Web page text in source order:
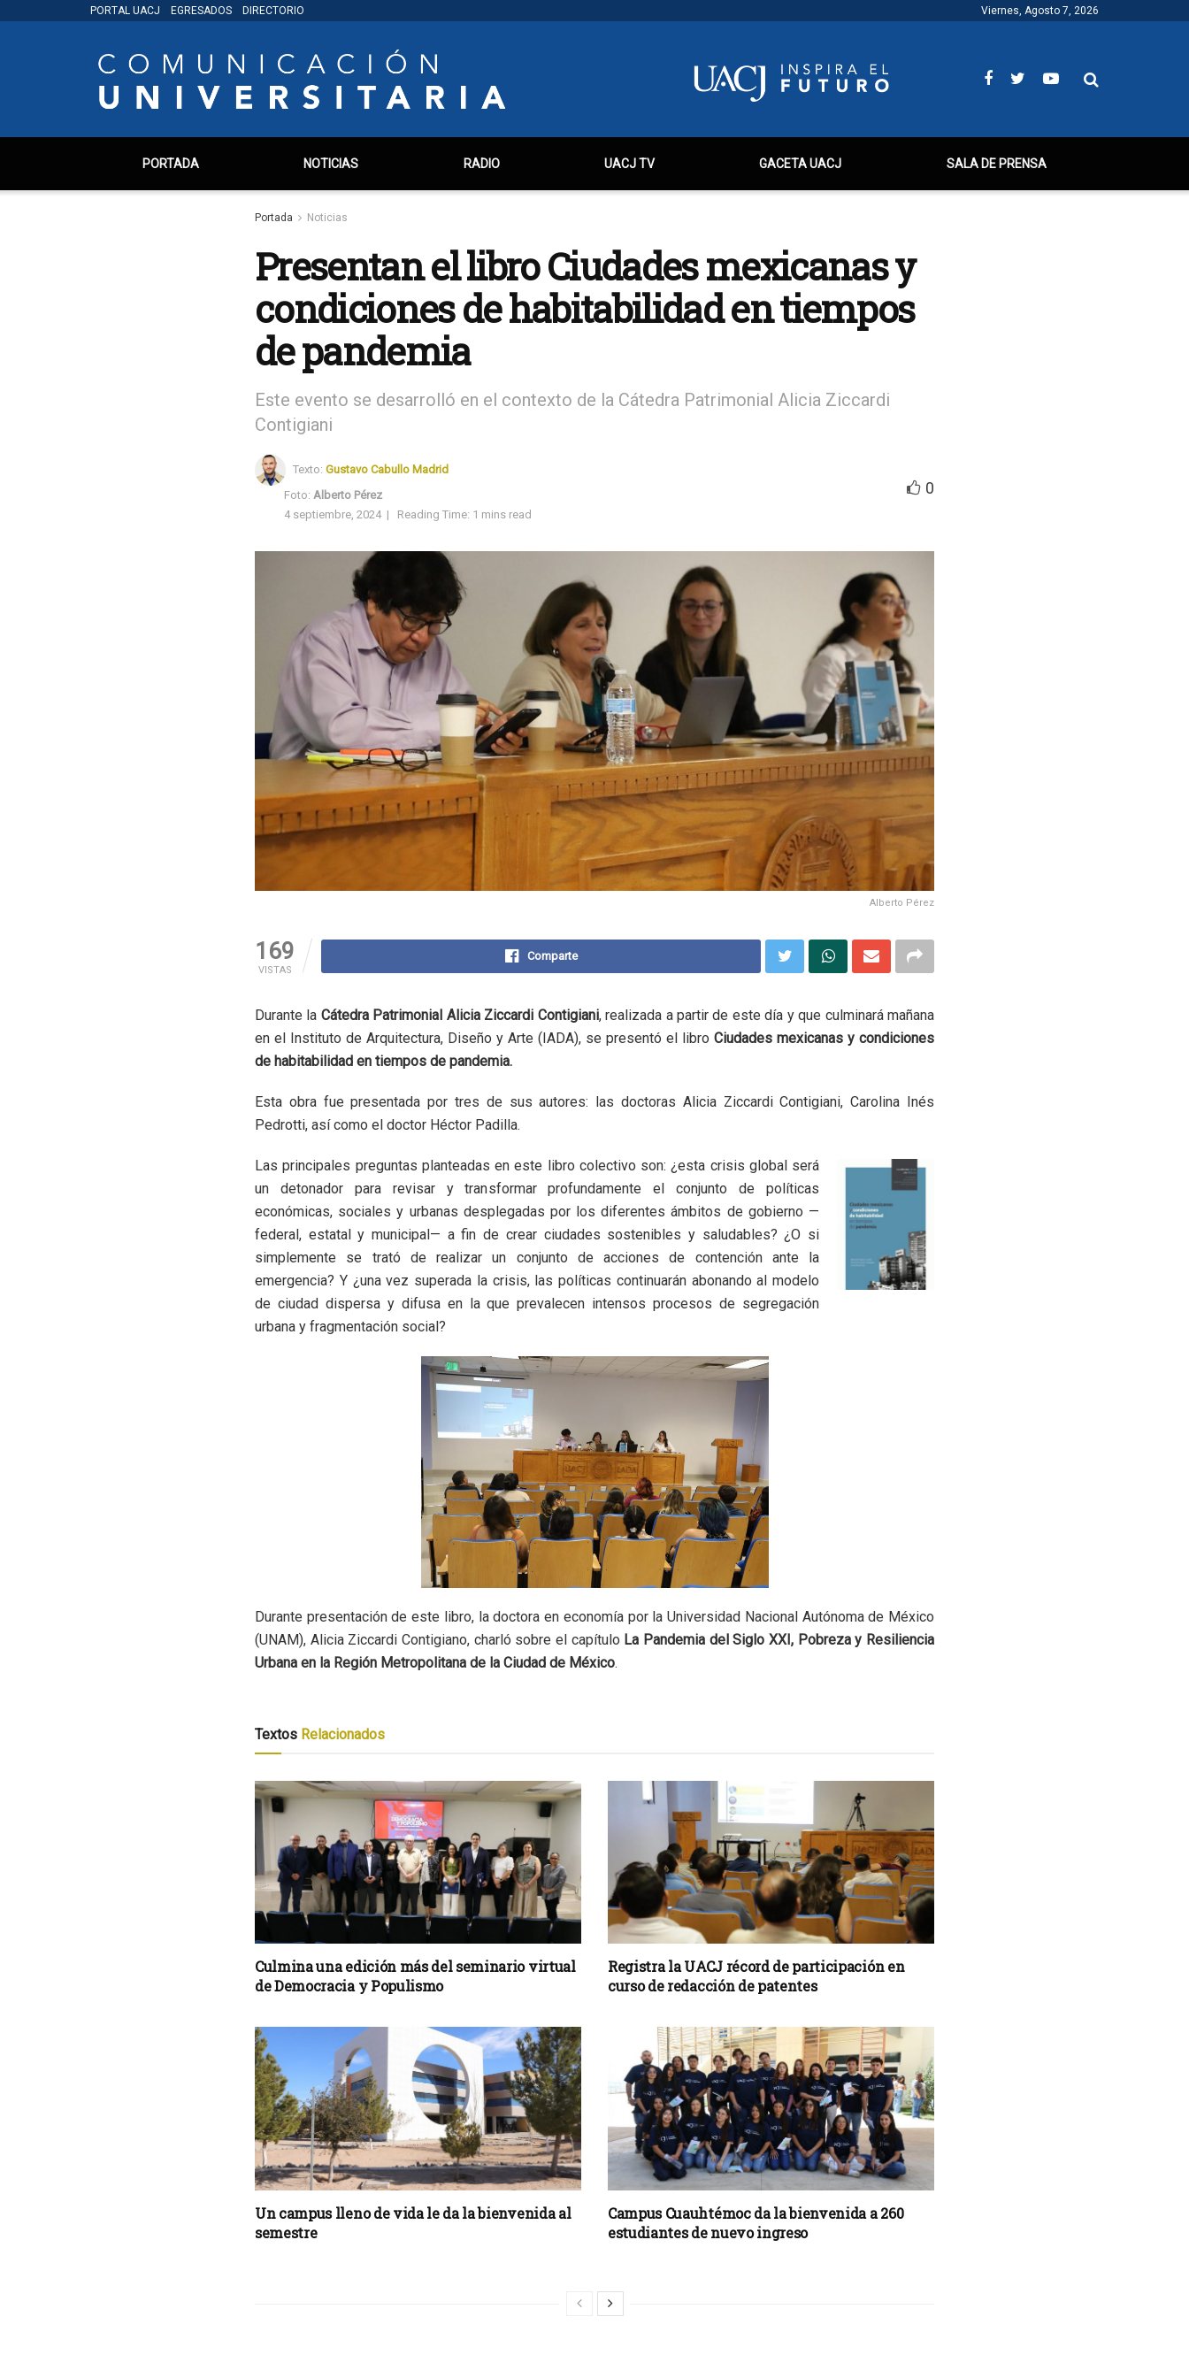
PORTAL UACJ EGRESADOS DIRECTORIO Viernes, Agosto 7, 2026
PORTADA NOTICIAS RADIO UACJ TV GACETA UACJ SALA DE PRENSA
Portada Noticias
Presentan el libro Ciudades mexicanas y
condiciones de habitabilidad en tiempos
de pandemia
Este evento se desarrolló en el contexto de la Cátedra Patrimonial Alicia Ziccardi
Contigiani
Texto: Gustavo Cabullo Madrid
Foto: Alberto Pérez
4 septiembre, 2024| Reading Time: 1 mins read
0
Alberto Pérez
169
VISTAS
Comparte
Durante la Cátedra Patrimonial Alicia Ziccardi Contigiani, realizada a partir de este día y que culminará mañana
en el Instituto de Arquitectura, Diseño y Arte (IADA), se presentó el libro Ciudades mexicanas y condiciones
de habitabilidad en tiempos de pandemia.
Esta obra fue presentada por tres de sus autores: las doctoras Alicia Ziccardi Contigiani, Carolina Inés
Pedrotti, así como el doctor Héctor Padilla.
Las principales preguntas planteadas en este libro colectivo son: ¿esta crisis global será
un detonador para revisar y transformar profundamente el conjunto de políticas
económicas, sociales y urbanas desplegadas por los diferentes ámbitos de gobierno —
federal, estatal y municipal— a fin de crear ciudades sostenibles y saludables? ¿O si
simplemente se trató de realizar un conjunto de acciones de contención ante la
emergencia? Y ¿una vez superada la crisis, las políticas continuarán abonando al modelo
de ciudad dispersa y difusa en la que prevalecen intensos procesos de segregación
urbana y fragmentación social?
Durante presentación de este libro, la doctora en economía por la Universidad Nacional Autónoma de México
(UNAM), Alicia Ziccardi Contigiano, charló sobre el capítulo La Pandemia del Siglo XXI, Pobreza y Resiliencia
Urbana en la Región Metropolitana de la Ciudad de México.
Textos Relacionados
Culmina una edición más del seminario virtual
de Democracia y Populismo
Registra la UACJ récord de participación en
curso de redacción de patentes
Un campus lleno de vida le da la bienvenida al
semestre
Campus Cuauhtémoc da la bienvenida a 260
estudiantes de nuevo ingreso